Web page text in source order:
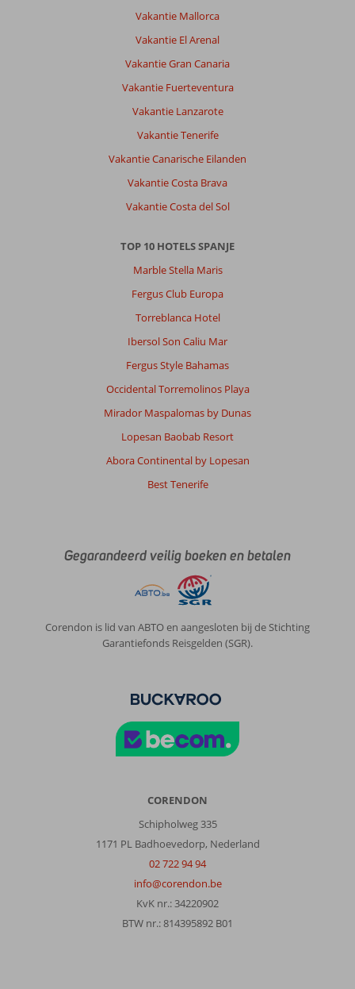
Vakantie Mallorca
Vakantie El Arenal
Vakantie Gran Canaria
Vakantie Fuerteventura
Vakantie Lanzarote
Vakantie Tenerife
Vakantie Canarische Eilanden
Vakantie Costa Brava
Vakantie Costa del Sol
TOP 10 HOTELS SPANJE
Marble Stella Maris
Fergus Club Europa
Torreblanca Hotel
Ibersol Son Caliu Mar
Fergus Style Bahamas
Occidental Torremolinos Playa
Mirador Maspalomas by Dunas
Lopesan Baobab Resort
Abora Continental by Lopesan
Best Tenerife
Gegarandeerd veilig boeken en betalen
Corendon is lid van ABTO en aangesloten bij de Stichting
Garantiefonds Reisgelden (SGR).
CORENDON
Schipholweg 335
1171 PL Badhoevedorp, Nederland
02 722 94 94
info@corendon.be
KvK nr.: 34220902
BTW nr.: 814395892 B01